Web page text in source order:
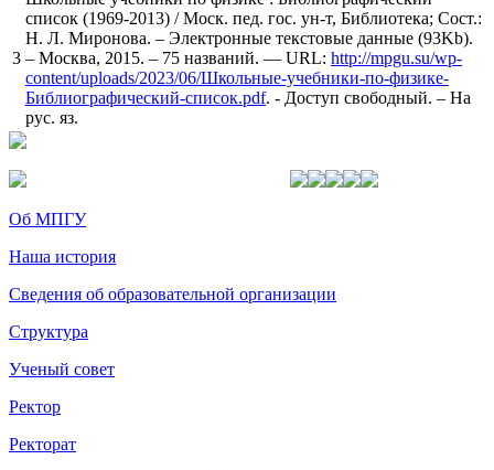
3
список (1969-2013) / Моск. пед. гос. ун-т, Библиотека; Сост.:
Н. Л. Миронова. – Электронные текстовые данные (93Kb).
– Москва, 2015. – 75 названий. — URL: http://mpgu.su/wp-
content/uploads/2023/06/Школьные-учебники-по-физике-
Библиографический-список.pdf. - Доступ свободный. – На
рус. яз.
Об МПГУ
Наша история
Сведения об образовательной организации
Структура
Ученый совет
Ректор
Ректорат